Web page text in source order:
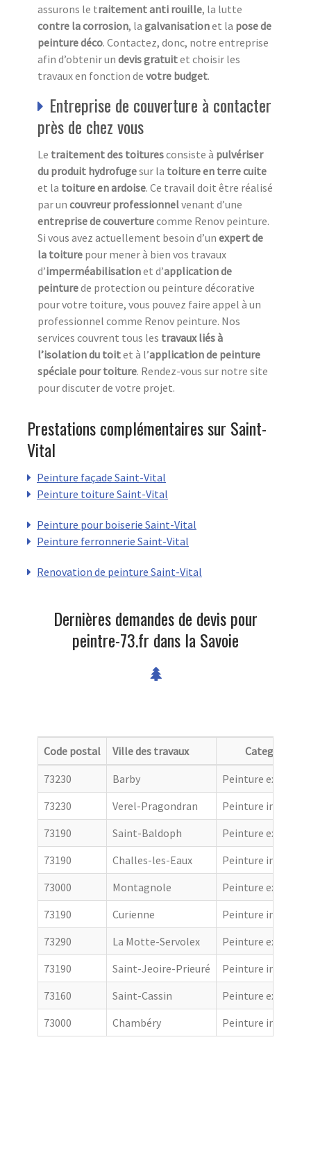
assurons le traitement anti rouille, la lutte
contre la corrosion, la galvanisationet la pose de
peinture déco. Contactez, donc, notre entreprise
afin d’obtenir un devisgratuitet choisir les
travaux en fonction de votre budget.
Entreprise de couverture à contacter
près de chez vous
Le traitement des toituresconsiste à pulvériser
du produit hydrofugesur la toiture en terre cuite
et la toiture en ardoise. Ce travail doit être réalisé
par un couvreur professionnelvenant d’une
entreprise de couverturecomme Renov peinture.
Si vous avez actuellement besoin d’un expert de
la toiture pour mener à bien vos travaux
d’imperméabilisationet d’application de
peinturede protection ou peinture décorative
pour votre toiture, vous pouvez faire appel à un
professionnel comme Renov peinture. Nos
services couvrent tous les travaux liés à
l’isolation du toitet à l’application de peinture
spéciale pour toiture. Rendez-vous sur notre site
pour discuter de votre projet.
Prestations complémentaires sur Saint-
Vital
Peinture façade Saint-Vital
Peinture toiture Saint-Vital
Peinture pour boiserie Saint-Vital
Peinture ferronnerie Saint-Vital
Renovation de peinture Saint-Vital
Dernières demandes de devis pour
peintre-73.fr dans la Savoie
Code postal Ville des travaux
Categorie
73230
Barby
Peinture
73230
Verel-Pragondran
Peinture
73190
Saint-Baldoph
Peinture
73190
Challes-les-Eaux
Peinture
73000
Montagnole
Peinture
73190
Curienne
Peinture
73290
La Motte-Servolex
Peinture
73190
Saint-Jeoire-Prieuré
Peinture
73160
Saint-Cassin
Peinture
73000
Chambéry Peinture